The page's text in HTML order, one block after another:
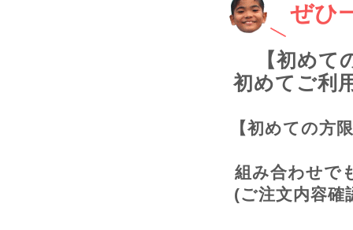
ぜひ
【初め
初めてご利
【初めての方
組み合わせで
(ご注文内容確